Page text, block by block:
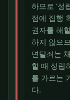
하므로 ‘성
점에 집행
권자를 해
하지 않으
면탈죄는
할 때 성립
를 가르는
다.